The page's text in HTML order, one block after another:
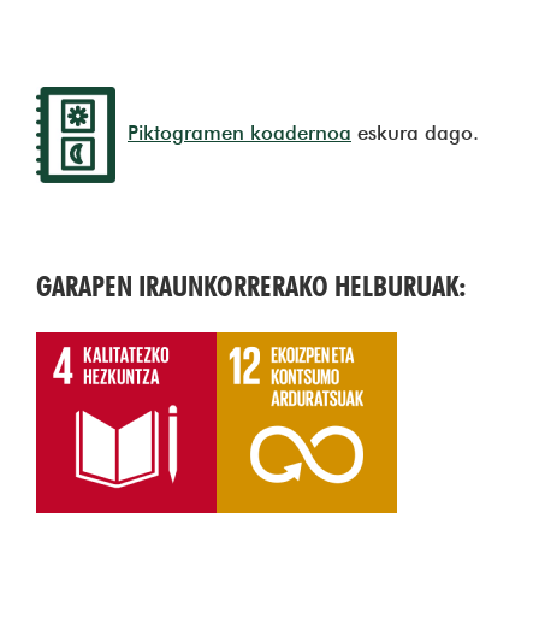
Piktogramen koadernoa eskura dago.
GARAPEN IRAUNKORRERAKO HELBURUAK: